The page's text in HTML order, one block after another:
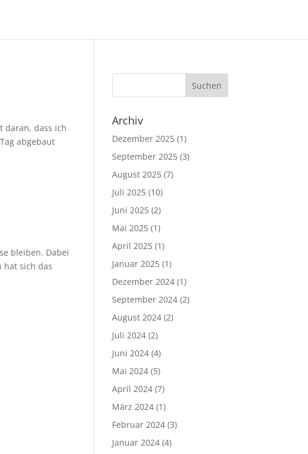
daran, dass ich
abgebaut
bleiben. Dabei
hat sich das
Archiv
Dezember 2025 (1)
September 2025 (3)
August 2025 (7)
Juli 2025 (10)
Juni 2025 (2)
Mai 2025 (1)
April 2025 (1)
Januar 2025 (1)
Dezember 2024 (1)
September 2024 (2)
August 2024 (2)
Juli 2024 (2)
Juni 2024 (4)
Mai 2024 (5)
April 2024 (7)
März 2024 (1)
Februar 2024 (3)
Januar 2024 (4)